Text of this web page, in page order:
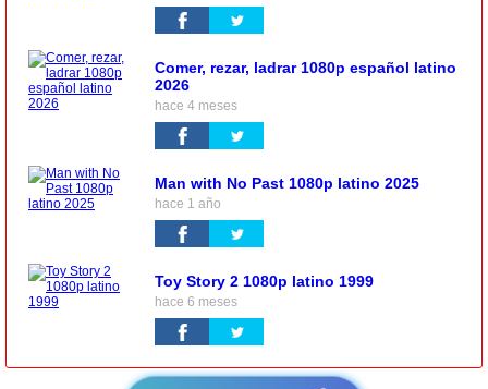
Comer, rezar, ladrar 1080p español latino
2026
hace 4 meses
Man with No Past 1080p latino 2025
hace 1 año
Toy Story 2 1080p latino 1999
hace 6 meses